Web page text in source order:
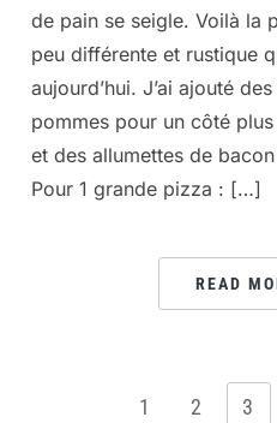
de pain se seigle. Voilà la
peu différente et rustique
aujourd’hui. J’ai ajouté
pommes pour un côté
et des allumettes de
Pour 1 grande pizza : […]
READ
1 2 3